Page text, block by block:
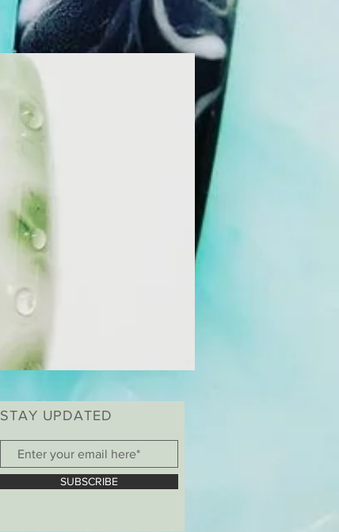
STAY UPDATED
SUBSCRIBE